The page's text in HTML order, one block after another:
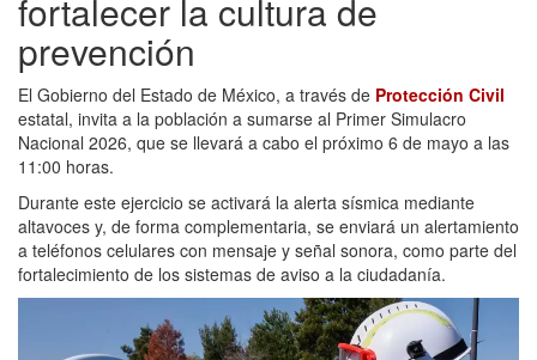
fortalecer la cultura de
prevención
El Gobierno del Estado de México, a través de Protección Civil
estatal, invita a la población a sumarse al Primer Simulacro
Nacional 2026, que se llevará a cabo el próximo 6 de mayo a las
11:00 horas.
Durante este ejercicio se activará la alerta sísmica mediante
altavoces y, de forma complementaria, se enviará un alertamiento
a teléfonos celulares con mensaje y señal sonora, como parte del
fortalecimiento de los sistemas de aviso a la ciudadanía.